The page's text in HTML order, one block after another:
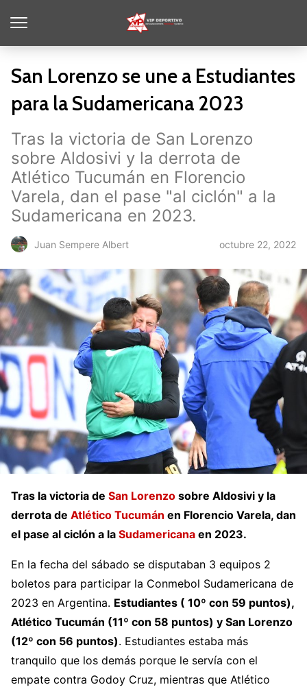
San Lorenzo se une a Estudiantes
para la Sudamericana 2023
Tras la victoria de San Lorenzo
sobre Aldosivi y la derrota de
Atlético Tucumán en Florencio
Varela, dan el pase "al ciclón" a la
Sudamericana en 2023.
Juan Sempere Albert octubre 22, 2022
Tras la victoria de San Lorenzo sobre Aldosivi y la
derrota de Atlético Tucumán en Florencio Varela, dan
el pase al ciclón a la Sudamericana en 2023.
En la fecha del sábado se disputaban 3 equipos 2
boletos para participar la Conmebol Sudamericana de
2023 en Argentina. Estudiantes ( 10º con 59 puntos),
Atlético Tucumán (11º con 58 puntos) y San Lorenzo
(12º con 56 puntos). Estudiantes estaba más
tranquilo que los demás porque le servía con el
empate contra Godoy Cruz, mientras que Atlético